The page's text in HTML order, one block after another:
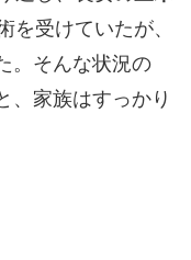
を受けていたが、
。そんな状況の
、家族はすっかり